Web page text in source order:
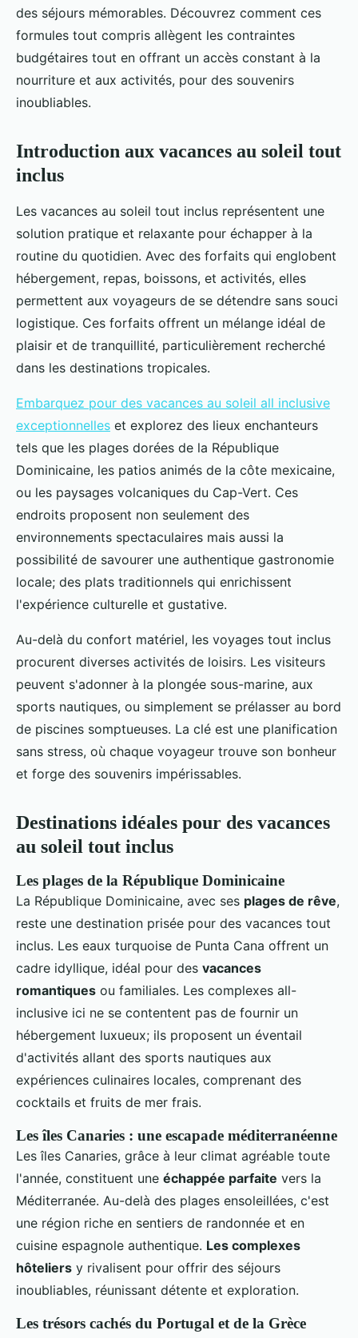
des séjours mémorables. Découvrez comment ces
formules tout compris allègent les contraintes
budgétaires tout en offrant un accès constant à la
nourriture et aux activités, pour des souvenirs
inoubliables.
Introduction aux vacances au soleil tout
inclus
Les vacances au soleil tout inclus représentent une
solution pratique et relaxante pour échapper à la
routine du quotidien. Avec des forfaits qui englobent
hébergement, repas, boissons, et activités, elles
permettent aux voyageurs de se détendre sans souci
logistique. Ces forfaits offrent un mélange idéal de
plaisir et de tranquillité, particulièrement recherché
dans les destinations tropicales.
Embarquez pour des vacances au soleil all inclusive
exceptionnelles et explorez des lieux enchanteurs
tels que les plages dorées de la République
Dominicaine, les patios animés de la côte mexicaine,
ou les paysages volcaniques du Cap-Vert. Ces
endroits proposent non seulement des
environnements spectaculaires mais aussi la
possibilité de savourer une authentique gastronomie
locale; des plats traditionnels qui enrichissent
l'expérience culturelle et gustative.
Au-delà du confort matériel, les voyages tout inclus
procurent diverses activités de loisirs. Les visiteurs
peuvent s'adonner à la plongée sous-marine, aux
sports nautiques, ou simplement se prélasser au bord
de piscines somptueuses. La clé est une planification
sans stress, où chaque voyageur trouve son bonheur
et forge des souvenirs impérissables.
Destinations idéales pour des vacances
au soleil tout inclus
Les plages de la République Dominicaine
La République Dominicaine, avec ses plages de rêve,
reste une destination prisée pour des vacances tout
inclus. Les eaux turquoise de Punta Cana offrent un
cadre idyllique, idéal pour des vacances
romantiques ou familiales. Les complexes all-
inclusive ici ne se contentent pas de fournir un
hébergement luxueux; ils proposent un éventail
d'activités allant des sports nautiques aux
expériences culinaires locales, comprenant des
cocktails et fruits de mer frais.
Les îles Canaries : une escapade méditerranéenne
Les îles Canaries, grâce à leur climat agréable toute
l'année, constituent une échappée parfaite vers la
Méditerranée. Au-delà des plages ensoleillées, c'est
une région riche en sentiers de randonnée et en
cuisine espagnole authentique. Les complexes
hôteliers y rivalisent pour offrir des séjours
inoubliables, réunissant détente et exploration.
Les trésors cachés du Portugal et de la Grèce